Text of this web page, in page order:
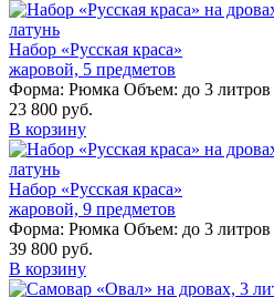
Набор «Русская краса»
жаровой, 5 предметов
Форма: Рюмка Объем: до 3 литров
23 800 руб.
В корзину
Набор «Русская краса»
жаровой, 9 предметов
Форма: Рюмка Объем: до 3 литров
39 800 руб.
В корзину